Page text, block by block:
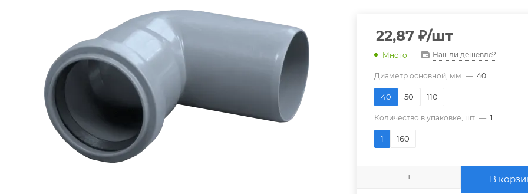
22,87 ₽/шт
Много Нашли дешевле?
Диаметр основной, мм — 40
40 50 110
Количество в упаковке, шт — 1
1 160
В